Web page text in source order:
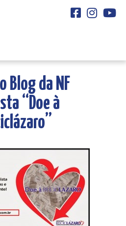
Facebook
Blog da NF
“Doe à